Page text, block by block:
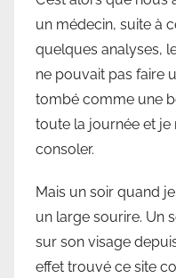
un médecin, suite à
quelques analyses,
ne pouvait pas faire
tombé comme une
toute la journée et je
consoler.
Mais un soir quand
un large sourire. Un
sur son visage
effet trouvé ce site